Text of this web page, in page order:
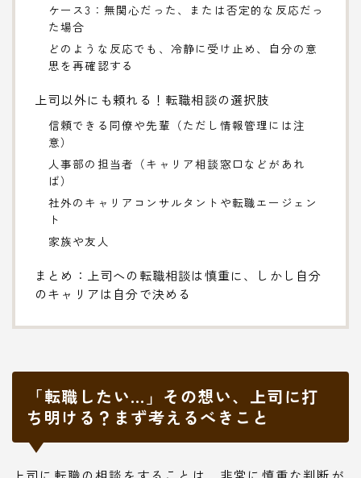
ケース3：無関心だった、または否定的な反応だっ
た場合
どのような反応でも、冷静に受け止め、自分の意
思を再確認する
上司以外にも頼れる！転職相談の選択肢
信頼できる同僚や先輩（ただし情報管理には注
意）
人事部の担当者（キャリア相談窓口などがあれ
ば）
社外のキャリアコンサルタントや転職エージェン
ト
家族や友人
まとめ：上司への転職相談は慎重に、しかし自分
のキャリアは自分で決める
「転職したい…」その想い、上司に打
ち明ける？まず考えるべきこと